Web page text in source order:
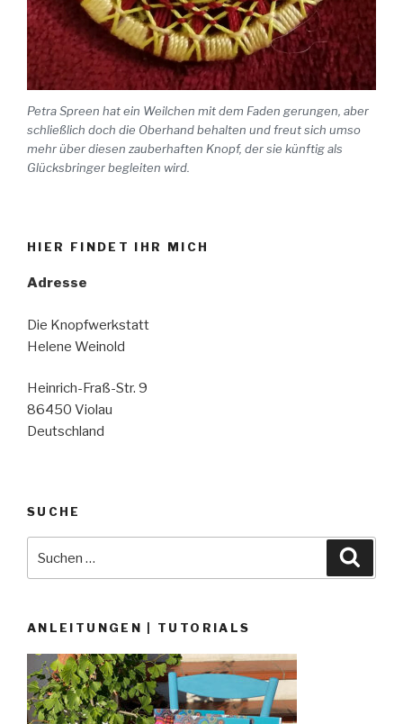
Petra Spreen hat ein Weilchen mit dem Faden gerungen, aber
schließlich doch die Oberhand behalten und freut sich umso
mehr über diesen zauberhaften Knopf, der sie künftig als
Glücksbringer begleiten wird.
HIER FINDET IHR MICH
Adresse
Die Knopfwerkstatt
Helene Weinold
Heinrich-Fraß-Str. 9
86450 Violau
Deutschland
SUCHE
ANLEITUNGEN | TUTORIALS